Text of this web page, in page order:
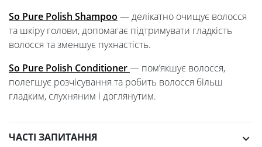
So Pure Polish Shampoo — делікатно очищує волосся
та шкіру голови, допомагає підтримувати гладкість
волосся та зменшує пухнастість.
So Pure Polish Conditioner— пом’якшує волосся,
полегшує розчісування та робить волосся більш
гладким, слухняним і доглянутим.
ЧАСТІ ЗАПИТАННЯ